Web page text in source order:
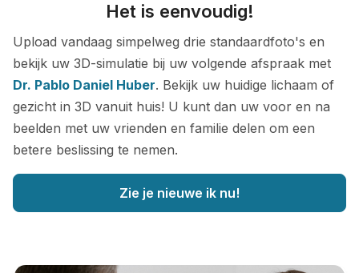
Het is eenvoudig!
Upload vandaag simpelweg drie standaardfoto's en
bekijk uw 3D-simulatie bij uw volgende afspraak met
Dr. Pablo Daniel Huber. Bekijk uw huidige lichaam of
gezicht in 3D vanuit huis! U kunt dan uw voor en na
beelden met uw vrienden en familie delen om een
betere beslissing te nemen.
Zie je nieuwe ik nu!